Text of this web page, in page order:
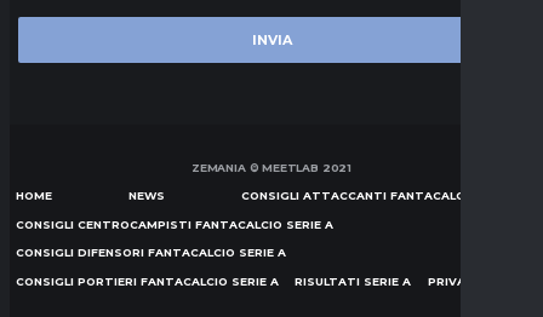
ZEMANIA © MEETLAB 2021
HOME NEWS CONSIGLI ATTACCANTI FANTACALCIO SERIE A
CONSIGLI CENTROCAMPISTI FANTACALCIO SERIE A
CONSIGLI DIFENSORI FANTACALCIO SERIE A
CONSIGLI PORTIERI FANTACALCIO SERIE A RISULTATI SERIE A PRIVACY POLICY